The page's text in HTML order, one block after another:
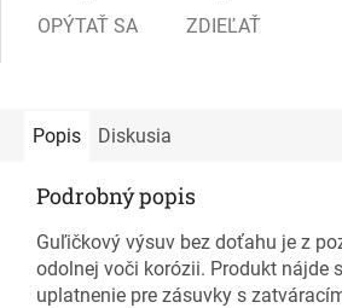
OPÝTAŤ SA ZDIEĽAŤ
Popis Diskusia
Podrobný popis
Guľičkový výsuv bez doťahu je z
odolnej voči korózii. Produkt nájde
uplatnenie pre zásuvky s